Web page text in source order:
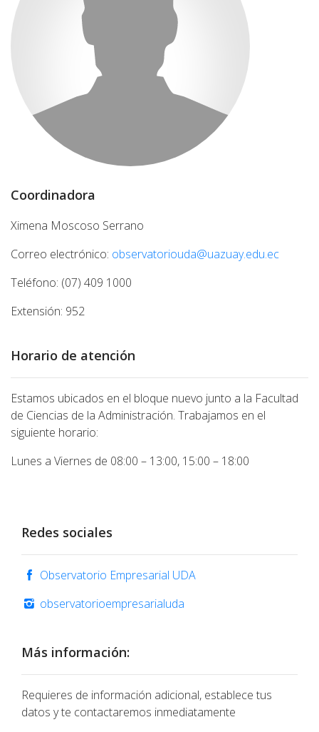
Coordinadora
Ximena Moscoso Serrano
Correo electrónico: observatoriouda@uazuay.edu.ec
Teléfono: (07) 409 1000
Extensión: 952
Horario de atención
Estamos ubicados en el bloque nuevo junto a la Facultad
de Ciencias de la Administración. Trabajamos en el
siguiente horario:
Lunes a Viernes de 08:00 – 13:00, 15:00 – 18:00
Redes sociales
Observatorio Empresarial UDA
observatorioempresarialuda
Más información:
Requieres de información adicional, establece tus
datos y te contactaremos inmediatamente